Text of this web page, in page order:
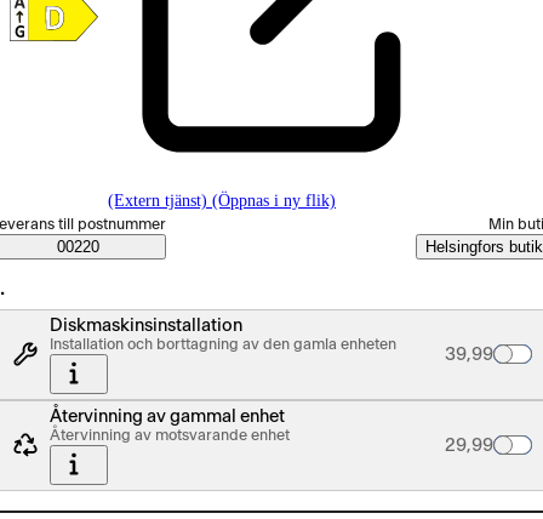
(Extern tjänst) (Öppnas i ny flik)
Saatavuustiedot
beställningssätt
till postnummer
00220
Min
Helsingfors butik
Diskmaskinsinstallation
Installation och borttagning av den gamla enheten
Palvelun
39,99
Återvinning av gammal enhet
Återvinning av motsvarande enhet
Palvelun
29,99